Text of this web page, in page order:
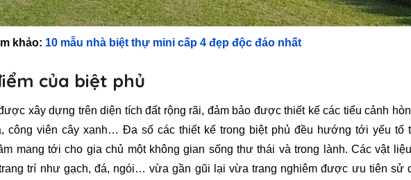
khảo: 10 mẫu nhà biệt thự mini cấp 4 đẹp độc đáo nhất
của biệt phủ
xây dựng trên diện tích đất rộng rãi, đảm bảo được thiết kế các tiểu cảnh
công viên cây xanh… Đa số các thiết kế trong biệt phủ đều hướng tới yếu tố
mang tới cho gia chủ một không gian sống thư thái và trong lành. Các vật
trí như gạch, đá, ngói… vừa gần gũi lại vừa trang nghiêm được ưu tiên sử